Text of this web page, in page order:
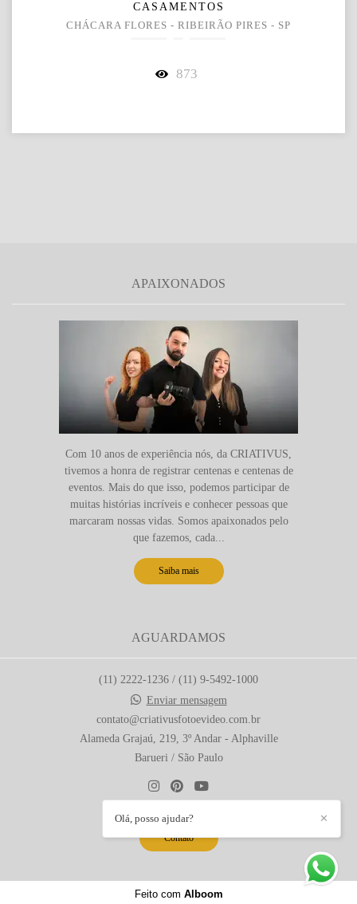
CASAMENTOS
CHÁCARA FLORES - RIBEIRÃO PIRES - SP
873
APAIXONADOS
Com 10 anos de experiência nós, da CRIATIVUS,
tivemos a honra de registrar centenas e centenas de
eventos. Mais do que isso, podemos participar de
muitas histórias incríveis e conhecer pessoas que
marcaram nossas vidas. Somos apaixonados pelo
que fazemos, cada...
Saiba mais
AGUARDAMOS
(11) 2222-1236 / (11) 9-5492-1000
Enviar mensagem
contato@criativusfotoevideo.com.br
Alameda Grajaú, 219, 3º Andar - Alphaville
Barueri / São Paulo
Contato
✕
Olá, posso ajudar?
Feito com Alboom